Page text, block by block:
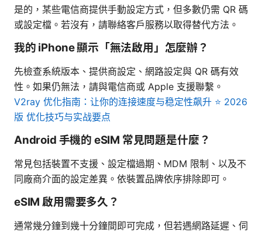
是的，某些電信商提供手動設定方式，但多數仍需 QR 碼
或設定檔。若沒有，請聯絡客戶服務以取得替代方法。
我的 iPhone 顯示「無法啟用」怎麼辦？
先檢查系統版本、提供商設定、網路設定與 QR 碼有效
性。如果仍無法，請與電信商或 Apple 支援聯繫。
V2ray 优化指南：让你的连接速度与稳定性飙升 ⭐ 2026
版 优化技巧与实战要点
Android 手機的 eSIM 常見問題是什麼？
常見包括裝置不支援、設定檔過期、MDM 限制、以及不
同廠商介面的設定差異。依裝置品牌依序排除即可。
eSIM 啟用需要多久？
通常幾分鐘到幾十分鐘間即可完成，但若遇網路延遲、伺